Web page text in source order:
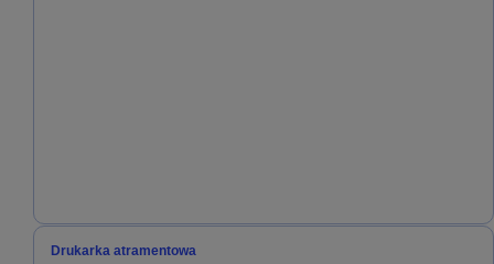
Drukarka atramentowa